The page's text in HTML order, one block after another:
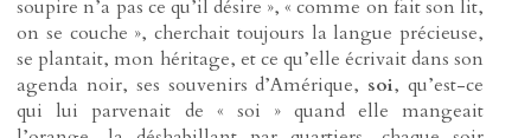
soupire n’a pas ce qu’il désire », « comme on fait son lit,
on se couche », cherchait toujours la langue précieuse,
se plantait, mon héritage, et ce qu’elle écrivait dans son
agenda noir, ses souvenirs d’Amérique, soi, qu’est-ce
qui lui parvenait de « soi » quand elle mangeait